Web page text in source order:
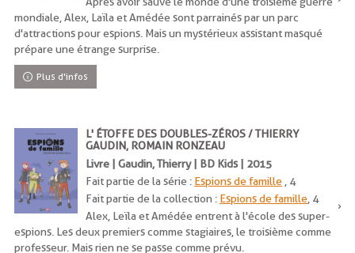
mondiale, Alex, Laïla et Amédée sont parrainés par un parc
d'attractions pour espions. Mais un mystérieux assistant masqué
prépare une étrange surprise.
Plus d'infos
L' ÉTOFFE DES DOUBLES-ZÉROS / THIERRY
GAUDIN, ROMAIN RONZEAU
Livre | Gaudin, Thierry | BD Kids | 2015
Fait partie de la série : Espions de famille , 4
Fait partie de la collection : Espions de famille , 4
Alex, Leïla et Amédée entrent à l'école des super-
espions. Les deux premiers comme stagiaires, le troisième comme
professeur. Mais rien ne se passe comme prévu.